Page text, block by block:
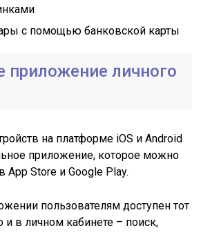
с помощью банковской карты
приложение личного
на платформе iOS и Android
приложение, которое можно
App Store и Google Play.
пользователям доступен тот
и в личном кабинете – поиск,